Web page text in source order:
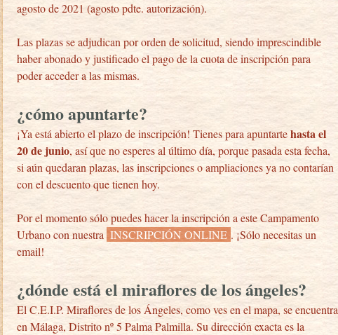
agosto de 2021 (agosto pdte. autorización).
Las plazas se adjudican por orden de solicitud, siendo imprescindible
haber abonado y justificado el pago de la cuota de inscripción para
poder acceder a las mismas.
¿cómo apuntarte?
¡Ya está abierto el plazo de inscripción! Tienes para apuntartehasta el
20 de junio, así que no esperes al último día, porque pasada esta fecha,
si aún quedaran plazas, las inscripciones o ampliaciones ya no contarían
con el descuento que tienen hoy.
Por el momento sólo puedes hacer la inscripción a este Campamento
Urbano con nuestra INSCRIPCIÓN ONLINE . ¡Sólo necesitas un
email!
¿dónde está el miraflores de los ángeles?
El C.E.I.P. Miraflores de los Ángeles, como ves en el mapa, se encuentra
en Málaga, Distrito nº 5 Palma Palmilla. Su dirección exacta es la